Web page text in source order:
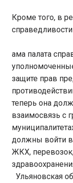
Кроме того, в
ама палата
защите прав
теперь она
взаимосвязь с
должны войти
ЖКХ,
Ульяновская